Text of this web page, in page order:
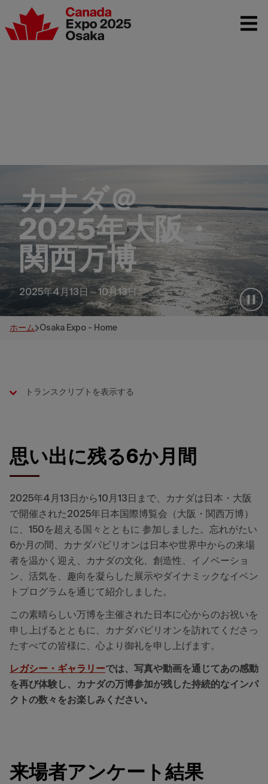
カナダ＠
2025年大阪・
関西万博
2025年4月13日～10月13日
ホーム Osaka Expo - Home
トランスクリプトを表示する
思い出に残る6か月間
2025年4月 13 日から10月 13 日まで、カナダは日本・大阪
で開催された2025年日本国際博覧会（大阪・関西万博）
に、 150を超える国々とともに 参加しました。忘れがたい
6か月の間、カナダパビリオンは日本や世界中からの来場
者を温かく迎え、カナダの文化、創造性、イノベーショ
ン、活気を、趣向を凝らした展示やダイナミックなイベン
トプログラムを通じて紹介しました。
この素晴らしい万博を主催された日本に心からのお祝いを
申し上げるとともに、カナダパビリオンを訪れてくださっ
たすべての皆様に、心より御礼を申し上げます。
レガシー・ギャラリーでは、写真や動画を通じてあの感動
を再び体験し、カナダの万博参加が残した持続的なインパ
クトの数々をお楽しみ ください。
来場者アンケート結果